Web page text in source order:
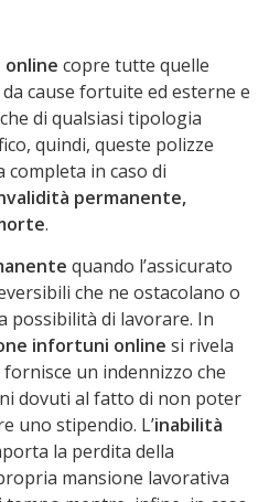
online copre tutte quelle
cause fortuite ed esterne e
di qualsiasi tipologia
quindi, queste polizze
in caso di
permanente,
.
quando l’assicurato
che ne ostacolano o
possibilità di lavorare. In
infortuni online si rivela
un indennizzo che
dovuti al fatto di non poter
uno stipendio. L’inabilità
la perdita della
mansione lavorativa